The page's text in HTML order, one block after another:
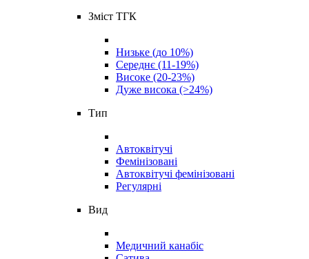
Зміст ТГК
Низьке (до 10%)
Середнє (11-19%)
Високе (20-23%)
Дуже висока (>24%)
Тип
Автоквітучі
Фемінізовані
Автоквітучі фемінізовані
Регулярні
Вид
Медичний канабіс